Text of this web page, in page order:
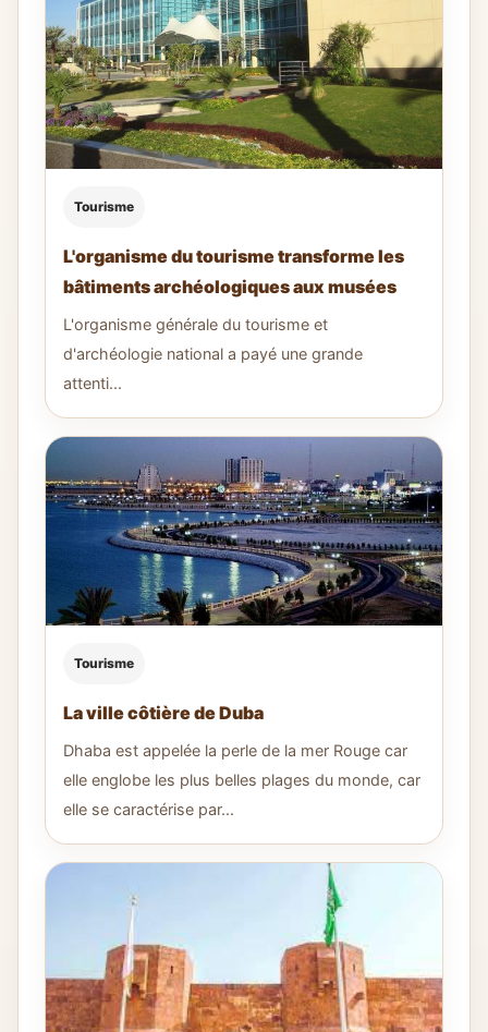
Tourisme
L'organisme du tourisme transforme les
bâtiments archéologiques aux musées
L'organisme générale du tourisme et
d'archéologie national a payé une grande
attenti...
Tourisme
La ville côtière de Duba
Dhaba est appelée la perle de la mer Rouge car
elle englobe les plus belles plages du monde, car
elle se caractérise par...